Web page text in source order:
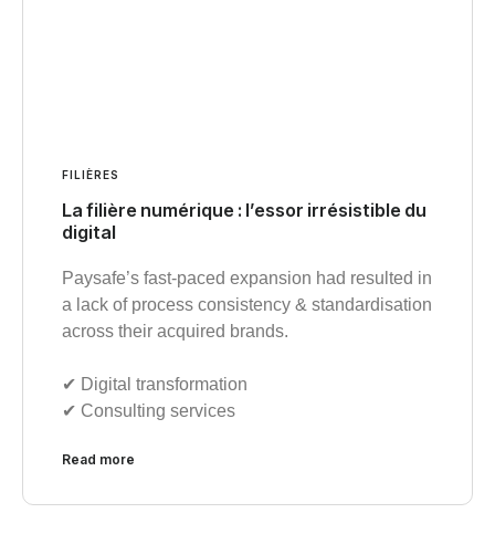
FILIÈRES
La filière numérique : l’essor irrésistible du
digital
Paysafe’s fast-paced expansion had resulted in
a lack of process consistency & standardisation
across their acquired brands.
✔︎ Digital transformation
✔︎ Consulting services
Read more